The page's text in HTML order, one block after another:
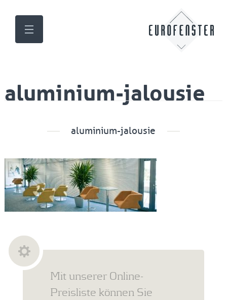
aluminium-jalousie
aluminium-jalousie
Mit unserer Online-
Preisliste können Sie